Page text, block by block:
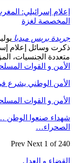
إعلام إسرائيلي:
المخصصة لغزة
جريدة بريس ميديا يوليو 25,
ذكرت وسائل إعلام
متعددة الجنسيات،
الأمن و القوات
الأمن الوطني يشرع
الأمن و القوات
شهداء صنعوا الوطن
الصحراء…
Prev Next 1 of 240
القضاء و العدل